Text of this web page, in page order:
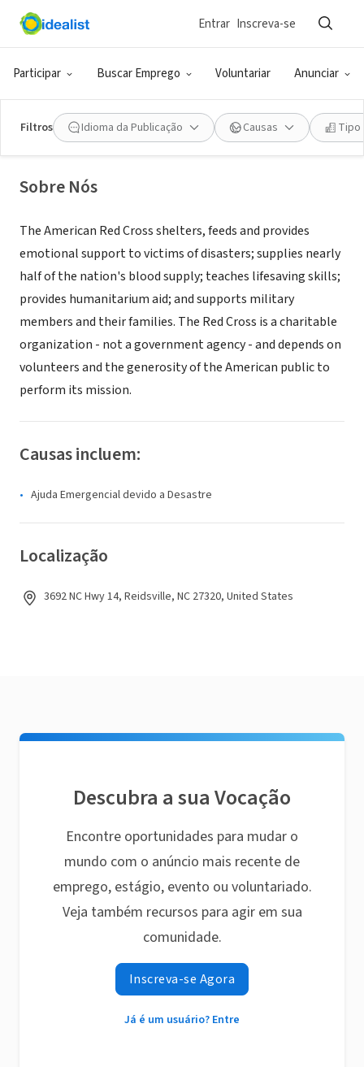
Participar Buscar Emprego Voluntariar Anunciar
Entrar Inscreva-se
Filtros Idioma da Publicação Causas Tipo
ONG (SETOR SOCIAL)
American Red Cross, Rockingham
County Chapter
Reidsville, NC|www.redcrossnet.org
Sobre Nós
The American Red Cross shelters, feeds and provides
emotional support to victims of disasters; supplies nearly
half of the nation's blood supply; teaches lifesaving skills;
provides humanitarium aid; and supports military
members and their families. The Red Cross is a charitable
organization - not a government agency - and depends on
volunteers and the generosity of the American public to
perform its mission.
Causas incluem:
Ajuda Emergencial devido a Desastre
Localização
3692 NC Hwy 14, Reidsville, NC 27320, United States
Descubra a sua Vocação
Encontre oportunidades para mudar o
mundo com o anúncio mais recente de
emprego, estágio, evento ou voluntariado.
Veja também recursos para agir em sua
comunidade.
Inscreva-se Agora
Já é um usuário? Entre